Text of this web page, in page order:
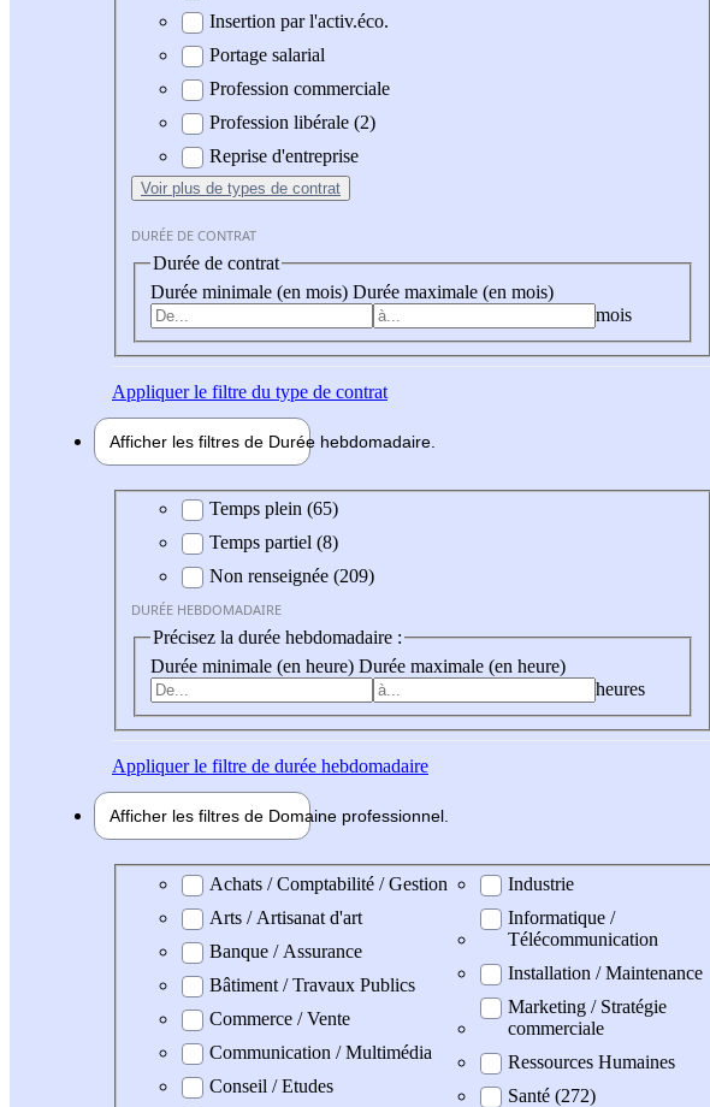
Insertion par l'activ.éco.
Portage salarial
Profession commerciale
Profession libérale (2)
Reprise d'entreprise
Voir plus de types de contrat
DURÉE DE CONTRAT
Durée de contrat
Durée minimale (en mois) Durée maximale (en mois)
mois
Appliquerle filtre du type de contrat
Afficher les filtres de Durée hebdomadaire
Durée hebdomadaire
Temps plein (65)
Temps partiel (8)
Non renseignée (209)
DURÉE HEBDOMADAIRE
Précisez la durée hebdomadaire :
Durée minimale (en heure) Durée maximale (en heure)
heures
Appliquerle filtre de durée hebdomadaire
Afficher les filtres de Domaine professionnel
Domaine professionel
Achats / Comptabilité / Gestion
Arts / Artisanat d'art
Banque / Assurance
Bâtiment / Travaux Publics
Commerce / Vente
Communication / Multimédia
Conseil / Etudes
Industrie
Informatique /
Télécommunication
Installation / Maintenance
Marketing / Stratégie
commerciale
Ressources Humaines
Santé (272)